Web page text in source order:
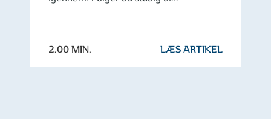
2.00 MIN. LÆS ARTIKEL